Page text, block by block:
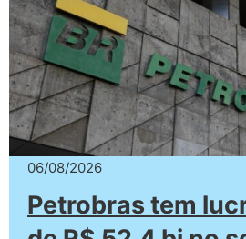
06/08/2026
Petrobras tem